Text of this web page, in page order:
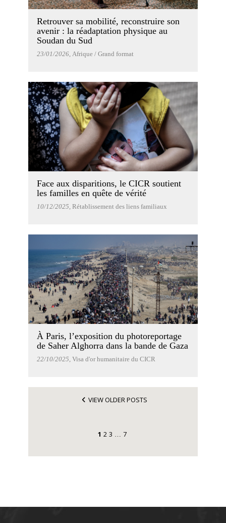
Retrouver sa mobilité, reconstruire son
avenir : la réadaptation physique au
Soudan du Sud
23/01/2026, Afrique / Grand format
Face aux disparitions, le CICR soutient
les familles en quête de vérité
10/12/2025, Rétablissement des liens familiaux
À Paris, l’exposition du photoreportage
de Saher Alghorra dans la bande de Gaza
22/10/2025 , Visa d'or humanitaire du CICR
VIEW OLDER POSTS
1 2 3 7